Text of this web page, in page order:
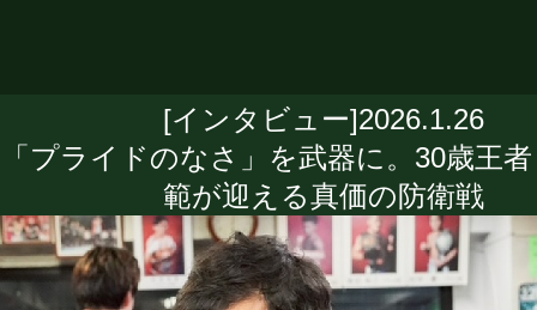
[インタビュー]2026.1.26
「プライドのなさ」を武器に。30歳王
範が迎える真価の防衛戦